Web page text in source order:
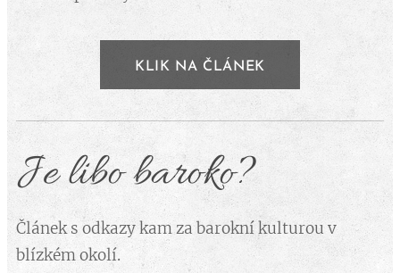
KLIK NA ČLÁNEK
Je libo baroko?
Článek s odkazy kam za barokní kulturou v
blízkém okolí.